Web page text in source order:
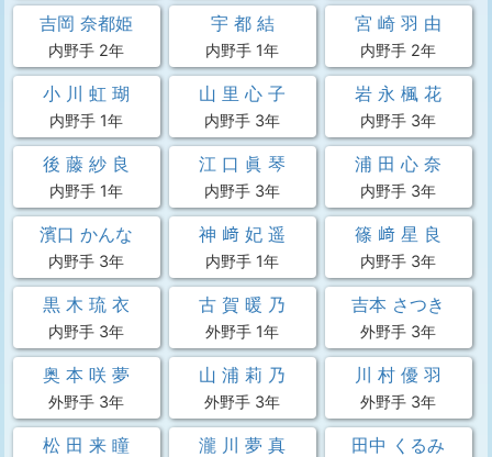
吉岡 奈都姫
内野手 2年
宇 都 結
内野手 1年
宮 崎 羽 由
内野手 2年
小 川 虹 瑚
内野手 1年
山 里 心 子
内野手 3年
岩 永 楓 花
内野手 3年
後 藤 紗 良
内野手 1年
江 口 眞 琴
内野手 3年
浦 田 心 奈
内野手 3年
濱口 かんな
内野手 3年
神 﨑 妃 遥
内野手 1年
篠 﨑 星 良
内野手 3年
黒 木 琉 衣
内野手 3年
古 賀 暖 乃
外野手 1年
吉本 さつき
外野手 3年
奥 本 咲 夢
外野手 3年
山 浦 莉 乃
外野手 3年
川 村 優 羽
外野手 3年
松 田 来 瞳 瀧 川 夢 真 田中 くるみ